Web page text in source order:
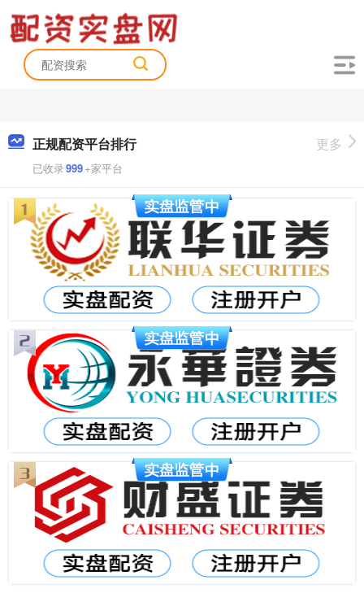
正规配资平台排行
已收录999+家平台
更多